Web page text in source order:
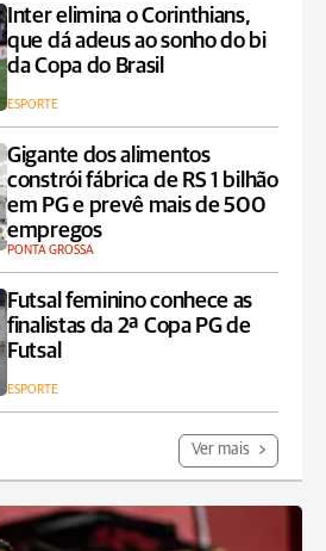
Inter elimina o Corinthians,
que dá adeus ao sonho do bi
da Copa do Brasil
ESPORTE
Gigante dos alimentos
constrói fábrica de RS 1 bilhão
em PG e prevê mais de 500
empregos
PONTA GROSSA
Futsal feminino conhece as
finalistas da 2ª Copa PG de
Futsal
ESPORTE
Ver mais